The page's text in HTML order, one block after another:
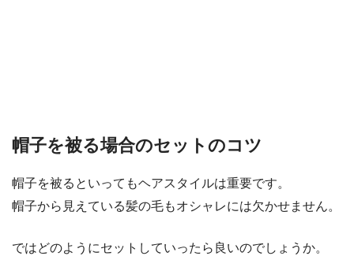
帽子を被る場合のセットのコツ
帽子を被るといってもヘアスタイルは重要です。
帽子から見えている髪の毛もオシャレには欠かせません。
ではどのようにセットしていったら良いのでしょうか。